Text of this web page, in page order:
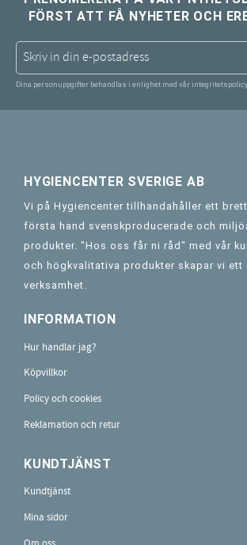
FÖRST ATT FÅ NYHETER OCH
Dina personuppgifter behandlas i enlighet med vår integritetspolicy
HYGIENCENTER SVERIGE AB
Vi på Hygiencenter tillhandahåller ett
första hand svenskproducerade och
produkter. "Hos oss får ni råd" med vår
och högkvalitativa produkter skapar vi ett
verksamhet.
INFORMATION
Hur handlar jag?
Köpvillkor
Policy och cookies
Reklamation och retur
KUNDTJÄNST
Kundtjänst
Mina sidor